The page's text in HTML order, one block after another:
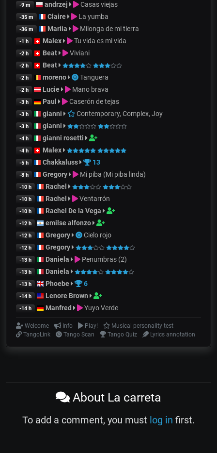
-9 m andrzej Casas viejas
-35 m Claire La yumba
-36 m Mariia Milonga de mi tierra
-1 h Malex Tu vida es mi vida
-2 h Beat Viviani
-2 h Beat
-2 h moreno Tanguera
-2 h Lucie Mano brava
-3 h Paul Caserón de tejas
-3 h gianni Contemporary, Complex, Joy
-3 h gianni
-4 h gianni rosetti
-4 h Malex
-5 h Chakkaluss 13
-8 h Gregory Mi piba (Mi piba linda)
-10 h Rachel
-10 h Rachel Ventarrón
-10 h Rachel De la Vega
-12 h emilse alfonzo
-12 h Gregory Cielo rojo
-12 h Gregory
-13 h Daniela Penumbras (2)
-13 h Daniela
-13 h Phoebe 6
-14 h Lenore Brown
-14 h Manfred Yuyo Verde
Welcome Info Play!
Musical personality test
TangoLink
Tango Scan Tango Quiz Lyrics annotation
About La carreta
To add a comment, you must log in first.